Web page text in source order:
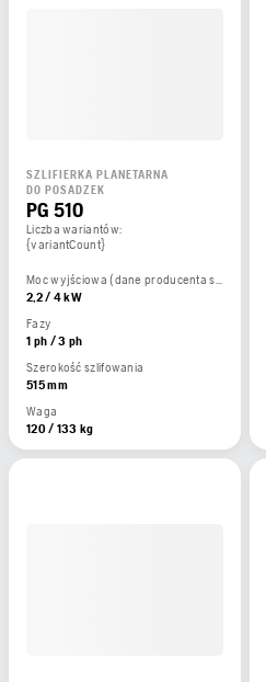
SZLIFIERKA PLANETARNA
DO POSADZEK
PG 510
Liczba wariantów:
{variantCount}
Moc wyjściowa (dane producenta silnika)
2,2 / 4 kW
Fazy
1 ph / 3 ph
Szerokość szlifowania
515 mm
Waga
120 / 133 kg